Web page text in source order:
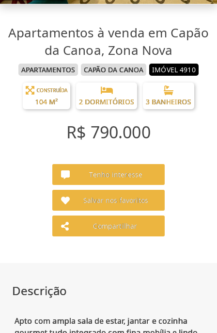
Apartamentos à venda em Capão
da Canoa, Zona Nova
APARTAMENTOS CAPÃO DA CANOA IMÓVEL 4910
CONSTRUÍDA
104 M² 2 DORMITÓRIOS 3 BANHEIROS
R$ 790.000
Tenho interesse
Salvar nos favoritos
Compartilhar
Descrição
Apto com ampla sala de estar, jantar e cozinha